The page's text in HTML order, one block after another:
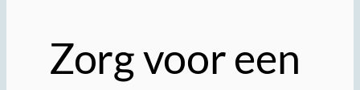
Zorg voor een